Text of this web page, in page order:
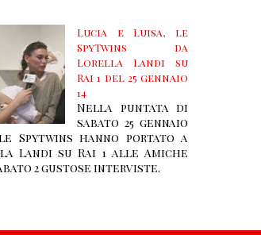
Lucia e Luisa, le
SpyTwins da
Lorella Landi su
Rai 1 del 25 gennaio
14
Nella puntata di
sabato 25 gennaio
le Spytwins hanno portato a
Landi su Rai 1 alle Amiche
2 gustose interviste.